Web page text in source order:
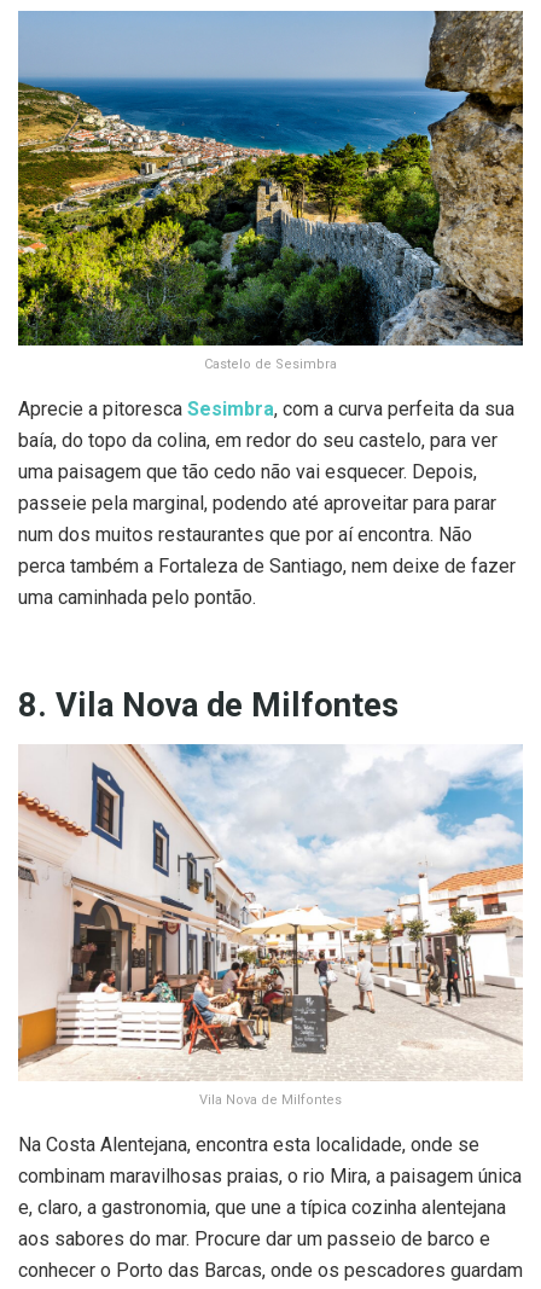
Castelo de Sesimbra
Aprecie a pitoresca Sesimbra, com a curva perfeita da sua
baía, do topo da colina, em redor do seu castelo, para ver
uma paisagem que tão cedo não vai esquecer. Depois,
passeie pela marginal, podendo até aproveitar para parar
num dos muitos restaurantes que por aí encontra. Não
perca também a Fortaleza de Santiago, nem deixe de fazer
uma caminhada pelo pontão.
8. Vila Nova de Milfontes
Vila Nova de Milfontes
Na Costa Alentejana, encontra esta localidade, onde se
combinam maravilhosas praias, o rio Mira, a paisagem única
e, claro, a gastronomia, que une a típica cozinha alentejana
aos sabores do mar. Procure dar um passeio de barco e
conhecer o Porto das Barcas, onde os pescadores guardam